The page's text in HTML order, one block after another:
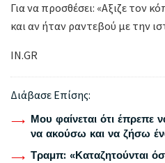
Για να προσθέσει: «Αξιζε τον
και αν ήταν ραντεβού με την
IN.GR
Διάβασε Επίσης:
Μου φαίνεται ότι έπρεπε
να ακούσω και να ζήσω
Τραμπ: «Καταζητούνται